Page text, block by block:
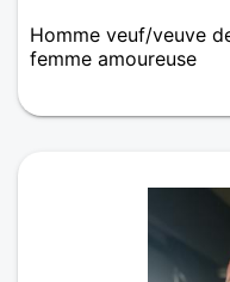
Homme veuf/veuve
femme amoureuse